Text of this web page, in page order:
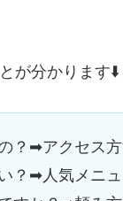
が分かります⬇️
？➡アクセス
？➡人気メニ